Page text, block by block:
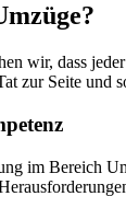
wir, dass
zur Seite und
im Bereich